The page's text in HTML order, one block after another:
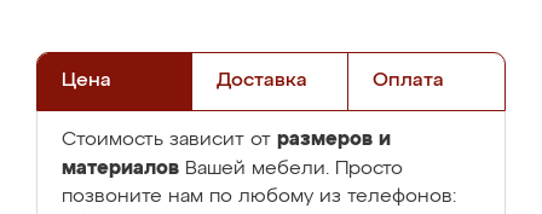
Цена Доставка Оплата
Стоимость зависит от размеров и
материалов Вашей мебели. Просто
позвоните нам по любому из телефонов: